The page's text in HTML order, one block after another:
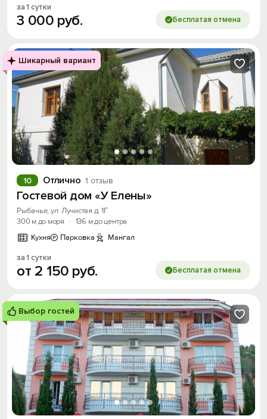
за 1 сутки
3 000 руб. Бесплатая отмена
Шикарный вариант
Отлично 1 отзыв
10
Гостевой дом «У Елены»
Рыбачье, ул. Лучистая д. 1Г
300 м до моря
· 136 м до центра
Кухня
Парковка Мангал
за 1 сутки
от 2 150 руб. Бесплатая отмена
Выбор гостей